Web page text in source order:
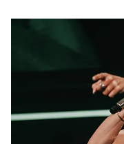
«Η...